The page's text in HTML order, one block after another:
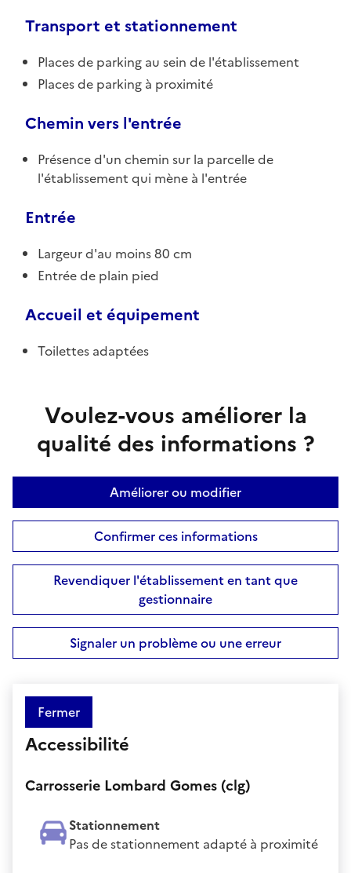
Transport et stationnement
Places de parking au sein de l'établissement
Places de parking à proximité
Chemin vers l'entrée
Présence d'un chemin sur la parcelle de
l'établissement qui mène à l'entrée
Entrée
Largeur d'au moins 80 cm
Entrée de plain pied
Accueil et équipement
Toilettes adaptées
Voulez-vous améliorer la
qualité des informations ?
Améliorer ou modifier
Confirmer ces informations
Revendiquer l'établissement en tant que
gestionnaire
Signaler un problème ou une erreur
Fermer
Accessibilité
Carrosserie Lombard Gomes (clg)
Stationnement
Pas de stationnement adapté à proximité